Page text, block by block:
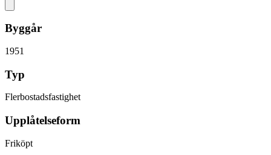
Byggår
1951
Typ
Flerbostadsfastighet
Upplåtelseform
Friköpt